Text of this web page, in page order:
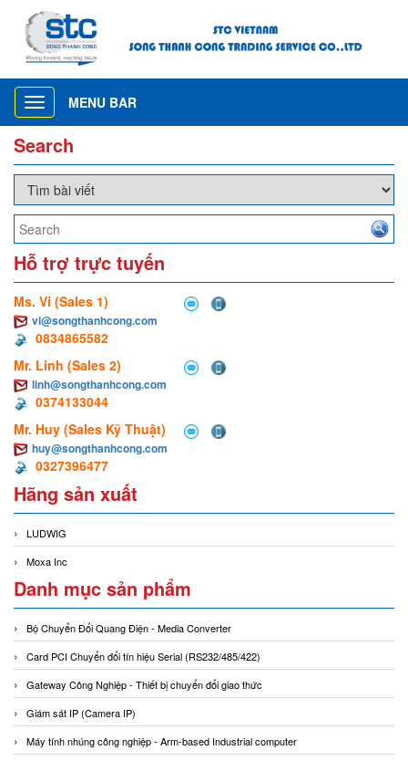
Toggle
navigation
MENU BAR
Search
Hỗ trợ trực tuyến
Ms. Vi (Sales 1)
vi@songthanhcong.com
0834865582
Mr. Linh (Sales 2)
linh@songthanhcong.com
0374133044
Mr. Huy (Sales Kỹ Thuật)
huy@songthanhcong.com
0327396477
Hãng sản xuất
LUDWIG
Moxa Inc
Danh mục sản phẩm
Bộ Chuyển Đổi Quang Điện - Media Converter
Card PCI Chuyển đổi tín hiệu Serial (RS232/485/422)
Gateway Công Nghiệp - Thiết bị chuyển đổi giao thức
Giám sát IP (Camera IP)
Máy tính nhúng công nghiệp - Arm-based Industrial computer